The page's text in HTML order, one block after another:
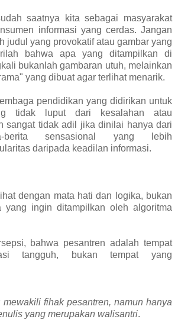
saatnya kita sebagai masyarakat
informasi yang cerdas. Jangan
judul yang provokatif atau gambar yang
bahwa apa yang ditampilkan di
bukanlah gambaran utuh, melainkan
yang dibuat agar terlihat menarik.
pendidikan yang didirikan untuk
tidak luput dari kesalahan atau
sangat tidak adil jika dinilai hanya dari
berita sensasional yang lebih
daripada keadilan informasi.
dengan mata hati dan logika, bukan
yang ingin ditampilkan oleh algoritma
bahwa pesantren adalah tempat
tangguh, bukan tempat yang
fihak pesantren, namun hanya
yang merupakan walisantri.